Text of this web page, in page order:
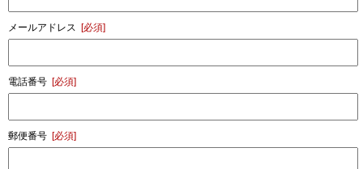
メールアドレス [必須]
電話番号 [必須]
郵便番号 [必須]